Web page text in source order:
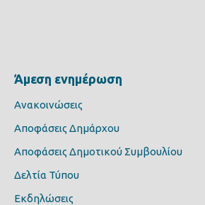
Άμεση ενημέρωση
Ανακοινώσεις
Αποφάσεις Δημάρχου
Αποφάσεις Δημοτικού Συμβουλίου
Δελτία Τύπου
Εκδηλώσεις